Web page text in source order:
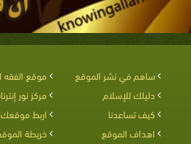
ساهم في نشر الموقع
موقع الفقه
دليلك للإسلام
مركز نور
كيف تساعدنا
اربط موقعك
اهداف الموقع
خريطة